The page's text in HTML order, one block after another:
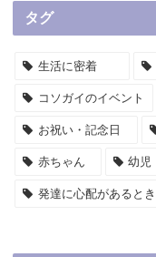
タグ
幼児
生活に密着
赤ちゃん
お祝い・記念日
コソガイのイベント
発達に心配があるとき